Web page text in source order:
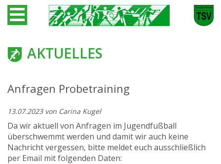
AKTUELLES
Anfragen Probetraining
13.07.2023von Carina Kugel
Da wir aktuell von Anfragen im Jugendfußball
überschwemmt werden und damit wir auch keine
Nachricht vergessen, bitte meldet euch ausschließlich
per Email mit folgenden Daten: